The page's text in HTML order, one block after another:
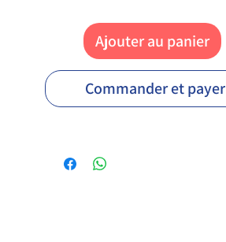
Ajouter au panier
Commander et payer